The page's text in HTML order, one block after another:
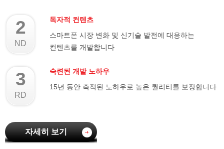
2
ND
독자적 컨텐츠
스마트폰 시장 변화 및 신기술 발전에 대응하는
컨텐츠를 개발합니다
3
RD
숙련된 개발 노하우
15년 동안 축적된 노하우로 높은 퀄리티를 보장합니다
자세히 보기